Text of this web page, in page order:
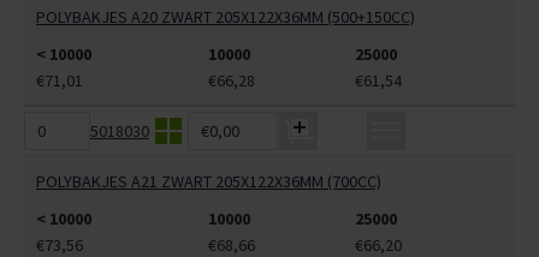
POLYBAKJES A20 ZWART 205X122X36MM (500+150CC)
< 10000
10000
25000
€71,01
€66,28 €61,54
5018030 €0,00
POLYBAKJES A21 ZWART 205X122X36MM (700CC)
< 10000
10000
25000
€73,56
€68,66 €66,20